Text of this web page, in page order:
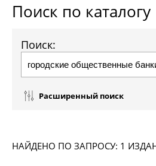
Поиск по каталогу
Поиск:
Расширенный поиск
НАЙДЕНО ПО ЗАПРОСУ: 1